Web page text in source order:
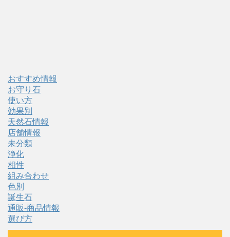
おすすめ情報
お守り石
使い方
効果別
天然石情報
店舗情報
未分類
浄化
相性
組み合わせ
色別
誕生石
通販-商品情報
選び方